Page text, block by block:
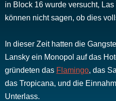
in Block 16 wurde versucht,
können nicht sagen, ob dies
In dieser Zeit hatten die
Lansky ein Monopol auf das
gründeten das Flamingo, das
das Tropicana, und die
Unterlass.